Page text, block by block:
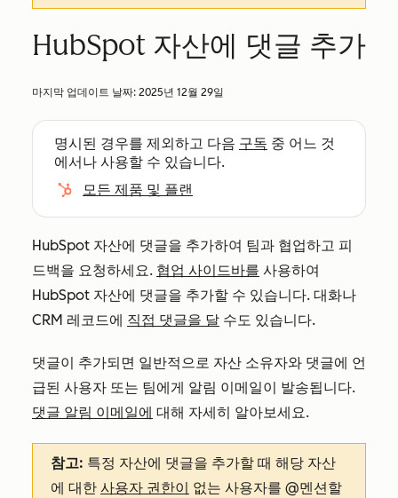
HubSpot 자산에 댓글 추가
마지막 업데이트 날짜: 2025년 12월 29일
명시된 경우를 제외하고 다음 구독 중 어느 것
에서나 사용할 수 있습니다.
모든 제품 및 플랜
HubSpot 자산에 댓글을 추가하여 팀과 협업하고 피
드백을 요청하세요. 협업 사이드바를 사용하여
HubSpot 자산에 댓글을 추가할 수 있습니다. 대화나
CRM 레코드에 직접 댓글을 달 수도 있습니다.
댓글이 추가되면 일반적으로 자산 소유자와 댓글에 언
급된 사용자 또는 팀에게 알림 이메일이 발송됩니다.
댓글 알림 이메일에 대해 자세히 알아보세요.
참고: 특정 자산에 댓글을 추가할 때 해당 자산
에 대한 사용자 권한이 없는 사용자를 @멘션할